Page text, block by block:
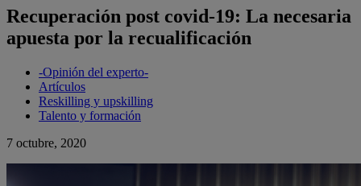
Recuperación post covid-19: La necesaria
apuesta por la recualificación
-Opinión del experto-
Artículos
Reskilling y upskilling
Talento y formación
7 octubre, 2020